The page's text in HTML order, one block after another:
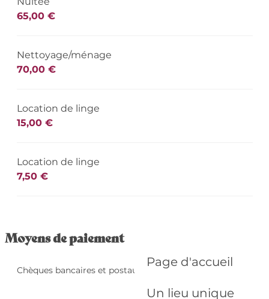
Page d'accueil
Un lieu unique
65,00 €
Nettoyage/ménage
70,00 €
Location de linge
15,00 €
Location de linge
7,50 €
Moyens de paiement
Chèques bancaires et postaux